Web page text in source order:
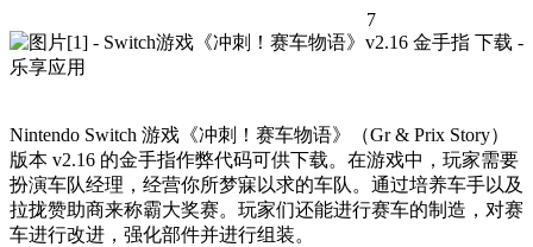
7
Nintendo Switch 游戏《冲刺！赛车物语》（Gr & Prix Story）
版本 v2.16 的金手指作弊代码可供下载。在游戏中，玩家需要
扮演车队经理，经营你所梦寐以求的车队。通过培养车手以及
拉拢赞助商来称霸大奖赛。玩家们还能进行赛车的制造，对赛
车进行改进，强化部件并进行组装。